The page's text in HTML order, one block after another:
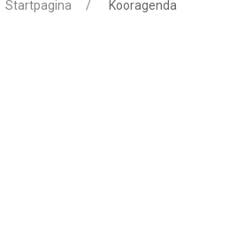
Startpagina Kooragenda